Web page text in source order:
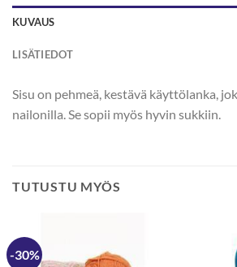
KUVAUS
LISÄTIEDOT
Sisu on pehmeä, kestävä käyttölanka,
nailonilla. Se sopii myös hyvin sukkiin.
TUTUSTU MYÖS
-30%